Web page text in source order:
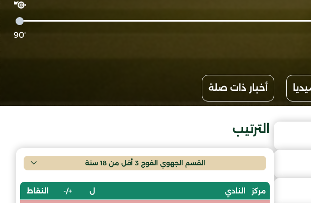
'90
أخبار ذات صلة
الترتيب
القسم الجهوي الفوج 3 أقل من 18 سنة
مركز النادي ل +/- النقاط